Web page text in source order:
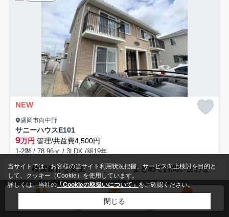
NEW
盛岡市向中野
サニーハウスE101
9万円 管理/共益費4,500円
1-2階 / 78.96㎡ / 3LDK /築19年
東北本線「仙北町」駅 バス15分 「盛岡スコーレ高校前停」 停歩11分
バス・トイレ別 室内洗濯機置場 エアコン
電気有
駐輪場
検索条件を変更 まとめてお問い合わせ
メールする
当サイトでは、お客様の当サイト利用状況把握、サービス向上検討を目的と
して、クッキー（Cookie）を使用しています。
詳しくは、当社の「Cookieの取扱いについて」をご確認ください。
閉じる